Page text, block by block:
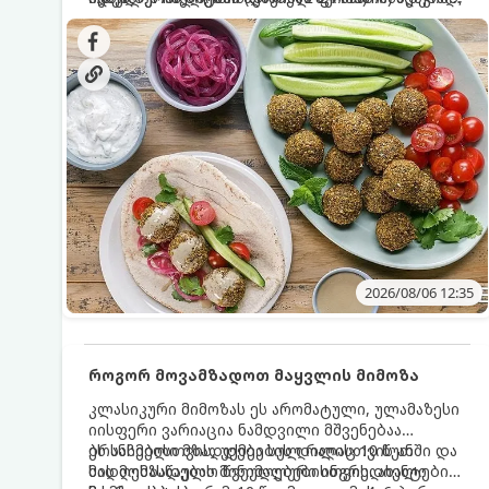
სალათებთან ერთად ან ტახინის (სესამის)
სოუსთან მირთმევისთვის.
იდეალურად შეინარჩუნოს და არ დაიშალოს.
დრო: 10–15 წუთი ულუფა: 20–24 ცალი ბურთულა
(4–6 პორცია)
2026/08/06 12:35
როგორ მოვამზადოთ მაყვლის მიმოზა
კლასიკური მიმოზას ეს არომატული, ულამაზესი
იისფერი ვარიაცია ნამდვილი მშვენებაა
ბრანჩებისთვის, უქმეების დილისთვის ან
სადღესასწაულო წვეულებებისთვის. ახალი
ეს სასმელი მზადდება სულ რაღაც 10 წუთში და
მის მომზადებას მინიმალური ინგრედიენტები